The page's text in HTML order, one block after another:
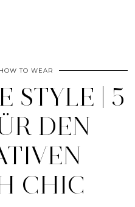
HOW TO WEAR
STYLE | 5
DEN
CHIC